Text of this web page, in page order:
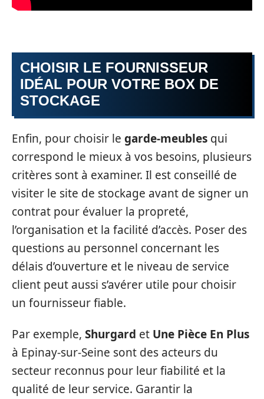
CHOISIR LE FOURNISSEUR
IDÉAL POUR VOTRE BOX DE
STOCKAGE
Enfin, pour choisir le garde-meubles qui
correspond le mieux à vos besoins, plusieurs
critères sont à examiner. Il est conseillé de
visiter le site de stockage avant de signer un
contrat pour évaluer la propreté,
l’organisation et la facilité d’accès. Poser des
questions au personnel concernant les
délais d’ouverture et le niveau de service
client peut aussi s’avérer utile pour choisir
un fournisseur fiable.
Par exemple, Shurgard et Une Pièce En Plus
à Epinay-sur-Seine sont des acteurs du
secteur reconnus pour leur fiabilité et la
qualité de leur service. Garantir la